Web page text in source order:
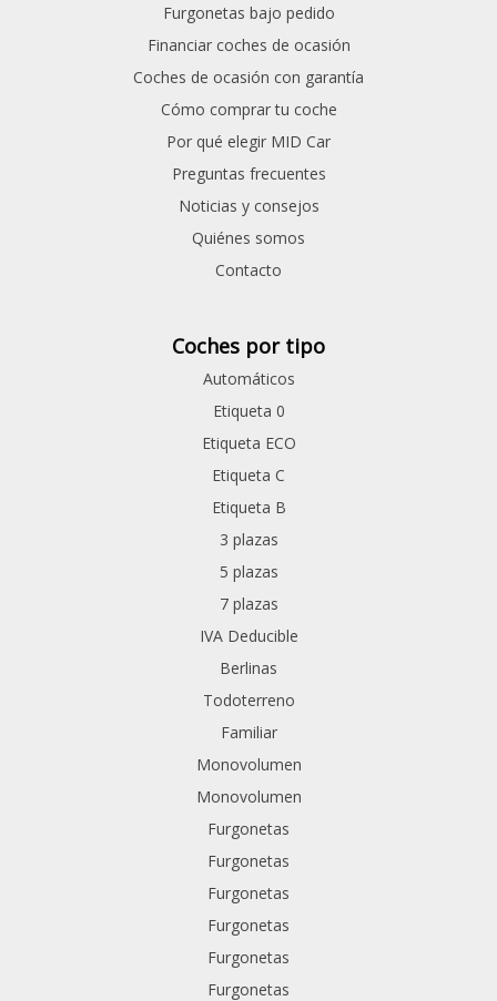
Furgonetas bajo pedido
Financiar coches de ocasión
Coches de ocasión con garantía
Cómo comprar tu coche
Por qué elegir MID Car
Preguntas frecuentes
Noticias y consejos
Quiénes somos
Contacto
Coches por tipo
Automáticos
Etiqueta 0
Etiqueta ECO
Etiqueta C
Etiqueta B
3 plazas
5 plazas
7 plazas
IVA Deducible
Berlinas
Todoterreno
Familiar
Monovolumen
Monovolumen
Furgonetas
Furgonetas
Furgonetas
Furgonetas
Furgonetas
Furgonetas